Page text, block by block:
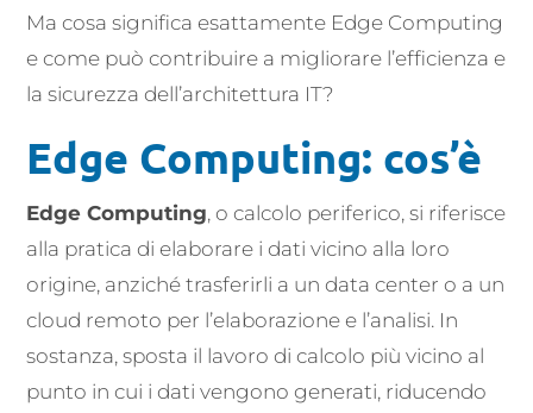
Ma cosa significa esattamente Edge Computing
e come può contribuire a migliorare l’efficienza e
la sicurezza dell’architettura IT?
Edge Computing: cos’è
Edge Computing, o calcolo periferico, si riferisce
alla pratica di elaborare i dati vicino alla loro
origine, anziché trasferirli a un data center o a un
cloud remoto per l’elaborazione e l’analisi. In
sostanza, sposta il lavoro di calcolo più vicino al
punto in cui i dati vengono generati, riducendo